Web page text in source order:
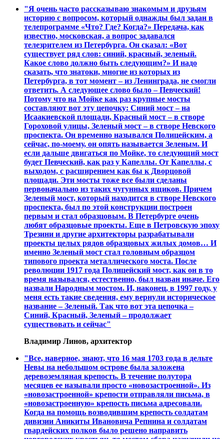
"Я очень часто рассказываю знакомым и друзьям
историю с вопросом, который однажды был задан в
телепрограмме «Что? Где? Когда?» Передача, как
известно, московская, а вопрос задавался
телезрителем из Петербурга. Он сказал: «Вот
существует ряд слов: синий, красный, зеленый.
Какое слово должно быть следующим?» И надо
сказать, что знатоки, многие из которых из
Петербурга, в тот момент – из Ленинграда, не смогли
ответить. А следующее слово было – Певческий!
Потому что на Мойке как раз крупные мосты
составляют вот эту цепочку: Синий мост – на
Исаакиевской площади, Красный мост – в створе
Гороховой улицы, Зеленый мост – в створе Невского
проспекта. Он временно назывался Полицейским, а
сейчас, по-моему, он опять называется Зеленым. И
если дальше двигаться по Мойке, то следующий мост
будет Певческий, как раз у Капеллы. От Капеллы, с
выходом, с расширением как бы к Дворцовой
площади. Эти мосты тоже все были сделаны
первоначально из таких чугунных ящиков. Причем
Зеленый мост, который находится в створе Невского
проспекта, был по этой конструкции построен
первым и стал образцовым. В Петербурге очень
любят образцовые проекты. Еще в Петровскую эпоху
Трезини и другие архитекторы разрабатывали
проекты целых рядов образцовых жилых домов… И
именно Зеленый мост стал головным образцом
типового проекта металлического моста. После
революции 1917 года Полицейский мост, как он в то
время назывался, естественно, был назван иначе. Его
назвали Народным мостом. И, наконец, в 1997 году, у
меня есть такие сведения, ему вернули историческое
название – Зеленый. Так что вот эта цепочка –
Синий, Красный, Зеленый – продолжает
существовать и сейчас"
Владимир Линов, архитектор
"Все, наверное, знают, что 16 мая 1703 года в дельте
Невы на небольшом острове была заложена
деревоземляная крепость. В течение полутора
месяцев ее называли просто «новозастроенной». Из
«новозастроенной» крепости отправляли письма, в
«новозастроенную» крепость письма адресовали.
Когда на помощь возводившим крепость солдатам
дивизии Аникиты Ивановича Репнина и солдатам
гвардейских полков было решено направить